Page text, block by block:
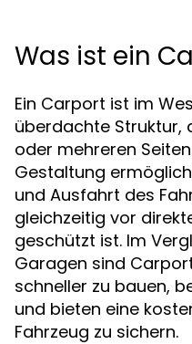
Was ist ein
Ein Carport ist im
überdachte Struktur,
oder mehreren
Gestaltung
und Ausfahrt des
gleichzeitig vor
geschützt ist. Im
Garagen sind
schneller zu bauen,
und bieten eine
Fahrzeug zu sichern.